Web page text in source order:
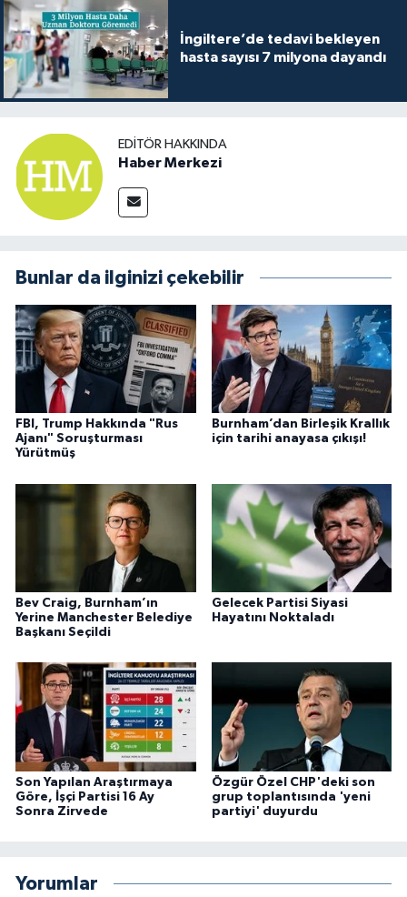
İngiltere’de tedavi bekleyen
hasta sayısı 7 milyona dayandı
EDITÖR HAKKINDA
Haber Merkezi
Bunlar da ilginizi çekebilir
FBI, Trump Hakkında "Rus
Ajanı" Soruşturması
Yürütmüş
Burnham’dan Birleşik Krallık
için tarihi anayasa çıkışı!
Bev Craig, Burnham’ın
Yerine Manchester Belediye
Başkanı Seçildi
Gelecek Partisi Siyasi
Hayatını Noktaladı
Son Yapılan Araştırmaya
Göre, İşçi Partisi 16 Ay
Sonra Zirvede
Özgür Özel CHP'deki son
grup toplantısında 'yeni
partiyi' duyurdu
Yorumlar